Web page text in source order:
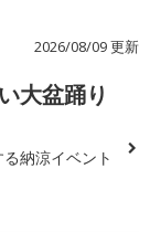
2026/08/09 更新
大盆踊り
納涼イベント